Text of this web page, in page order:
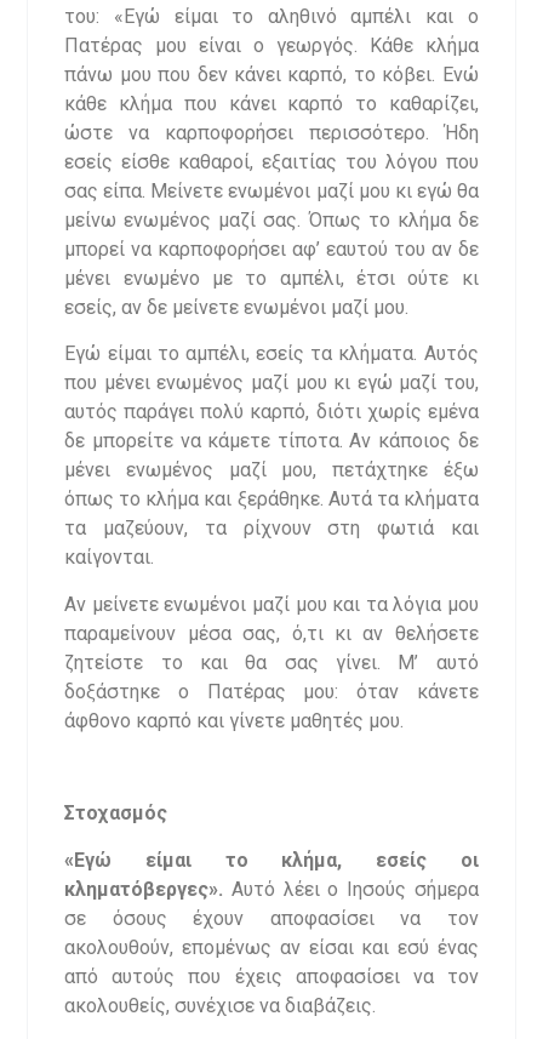
του: «Εγώ είμαι το αληθινό αμπέλι και ο
Πατέρας μου είναι ο γεωργός. Κάθε κλήμα
πάνω μου που δεν κάνει καρπό, το κόβει. Ενώ
κάθε κλήμα που κάνει καρπό το καθαρίζει,
ώστε να καρποφορήσει περισσότερο. Ήδη
εσείς είσθε καθαροί, εξαιτίας του λόγου που
σας είπα. Μείνετε ενωμένοι μαζί μου κι εγώ θα
μείνω ενωμένος μαζί σας. Όπως το κλήμα δε
μπορεί να καρποφορήσει αφ’ εαυτού του αν δε
μένει ενωμένο με το αμπέλι, έτσι ούτε κι
εσείς, αν δε μείνετε ενωμένοι μαζί μου.
Εγώ είμαι το αμπέλι, εσείς τα κλήματα. Αυτός
που μένει ενωμένος μαζί μου κι εγώ μαζί του,
αυτός παράγει πολύ καρπό, διότι χωρίς εμένα
δε μπορείτε να κάμετε τίποτα. Αν κάποιος δε
μένει ενωμένος μαζί μου, πετάχτηκε έξω
όπως το κλήμα και ξεράθηκε. Αυτά τα κλήματα
τα μαζεύουν, τα ρίχνουν στη φωτιά και
καίγονται.
Αν μείνετε ενωμένοι μαζί μου και τα λόγια μου
παραμείνουν μέσα σας, ό,τι κι αν θελήσετε
ζητείστε το και θα σας γίνει. Μ’ αυτό
δοξάστηκε ο Πατέρας μου: όταν κάνετε
άφθονο καρπό και γίνετε μαθητές μου.
Στοχασμός
«Εγώ είμαι το κλήμα, εσείς οι
κληματόβεργες». Αυτό λέει ο Ιησούς σήμερα
σε όσους έχουν αποφασίσει να τον
ακολουθούν, επομένως αν είσαι και εσύ ένας
από αυτούς που έχεις αποφασίσει να τον
ακολουθείς, συνέχισε να διαβάζεις.